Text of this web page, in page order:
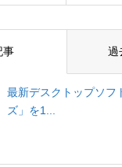
事 過
最新デスクトップソフ
ズ」を1...